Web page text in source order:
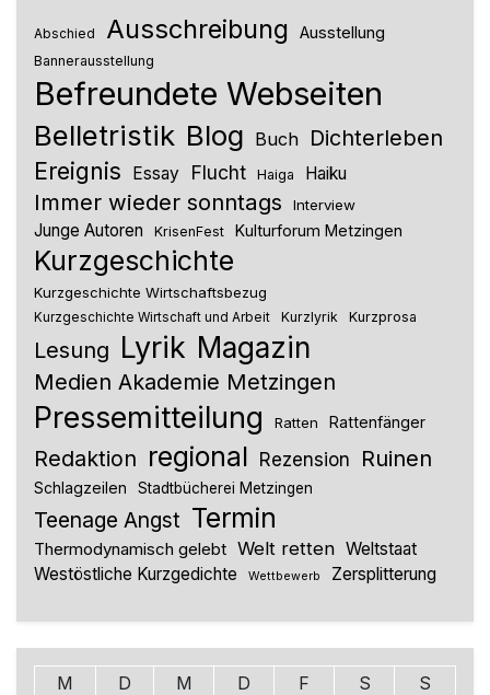
Abschied Ausschreibung Ausstellung
Bannerausstellung
Befreundete Webseiten
Belletristik Blog Buch Dichterleben
Ereignis Essay Flucht Haiga Haiku
Immer wieder sonntags Interview
Junge Autoren KrisenFest Kulturforum Metzingen
Kurzgeschichte
Kurzgeschichte Wirtschaftsbezug
Kurzgeschichte Wirtschaft und Arbeit Kurzlyrik Kurzprosa
Lesung Lyrik Magazin
Medien Akademie Metzingen
Pressemitteilung Ratten Rattenfänger
Redaktion regional Rezension Ruinen
Schlagzeilen Stadtbücherei Metzingen
Teenage Angst Termin
Thermodynamisch gelebt Welt retten Weltstaat
Westöstliche Kurzgedichte
Wettbewerb Zersplitterung
M D M D F S
S